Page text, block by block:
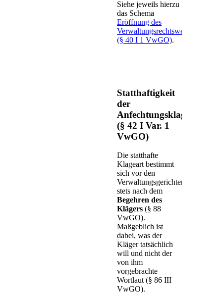
Siehe jeweils hierzu
das Schema
Eröffnung des
Verwaltungsrechtswegs
(§ 40 I 1 VwGO).
Statthaftigkeit
der
Anfechtungsklage
(§ 42 I Var. 1
VwGO)
Die statthafte
Klageart bestimmt
sich vor den
Verwaltungsgerichten
stets nach dem
Begehren des
Klägers (§ 88
VwGO).
Maßgeblich ist
dabei, was der
Kläger tatsächlich
will und nicht der
von ihm
vorgebrachte
Wortlaut (§ 86 III
VwGO).